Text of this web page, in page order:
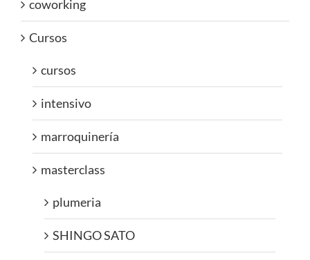
coworking
Cursos
cursos
intensivo
marroquinería
masterclass
plumeria
SHINGO SATO